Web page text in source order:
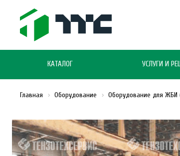
КАТАЛОГ УСЛУГИ И
Главная Оборудование Оборудование для ЖБИ